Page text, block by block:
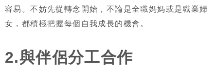
容易。不妨先從轉念開始，不論是全職媽媽或是職業婦
女，都積極把握每個自我成長的機會。
2.與伴侶分工合作